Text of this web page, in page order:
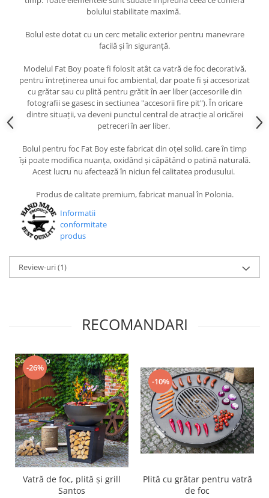
bolului stabilitate maximă.
Bolul este dotat cu un cerc metalic exterior pentru manevrare
facilă și în siguranță.
Modelul Fat Boy poate fi folosit atât ca vatră de foc decorativă,
pentru întreținerea unui foc ambiental, dar poate fi și accesorizat
cu grătar sau cu plită pentru grătit în aer liber (accesoriile din
fotografii se gasesc in sectiunea "accesorii fire pit"). În oricare
dintre situații, va deveni punctul central de atracție al oricărei
petreceri în aer liber.
Bolul pentru foc Fat Boy este fabricat din oțel solid, care în timp
își poate modifica nuanța, oxidând și căpătând o patină naturală.
Acest lucru nu afectează în niciun fel calitatea produsului.
Produs de calitate premium, fabricat manual în Polonia.
Informatii
conformitate
produs
Review-uri(1)
RECOMANDARI
-26%
Vatră de foc, plită și grill
Santos
-10%
Plită cu grătar pentru vatră
de foc